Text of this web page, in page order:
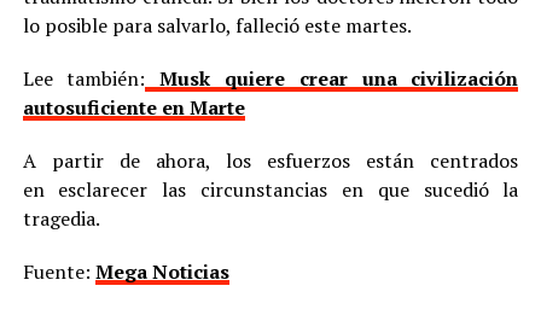
lo posible para salvarlo, falleció este martes.
Lee también: Musk quiere crear una civilización
autosuficiente en Marte
A partir de ahora, los esfuerzos están centrados
en esclarecer las circunstancias en que sucedió la
tragedia.
Fuente: Mega Noticias